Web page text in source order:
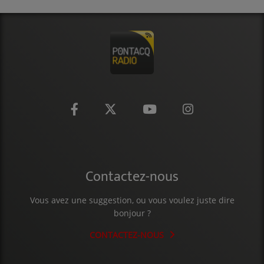
Contactez-nous
Vous avez une suggestion, ou vous voulez juste dire
bonjour ?
CONTACTEZ-NOUS